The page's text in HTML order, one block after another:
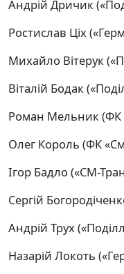
Андрій Дричик
Ростислав Ціх
Михайло Вітерук
Віталій Бодак
Роман Мельник (ФК
Олег Король (ФК
Ігор Бадло («СМ-
Сергій
Андрій Трух
Назарій Локоть